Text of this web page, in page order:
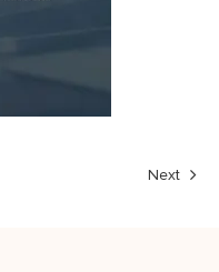
Next